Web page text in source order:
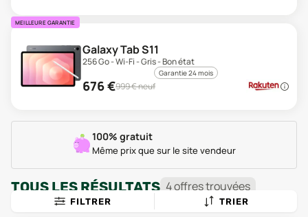
MEILLEURE GARANTIE
Galaxy Tab S11
256 Go - Wi-Fi - Gris - Bon état
Garantie 24 mois
676€999€ neuf
100% gratuit
Même prix que sur le site vendeur
TOUS LES RÉSULTATS 4offrestrouvées
FILTRER TRIER